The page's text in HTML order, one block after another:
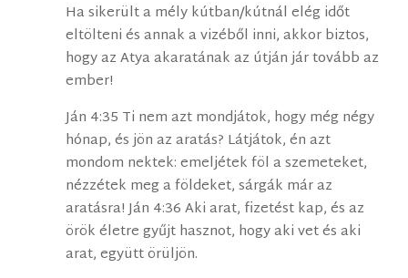
Ha sikerült a mély kútban/kútnál elég időt
eltölteni és annak a vizéből inni, akkor biztos,
hogy az Atya akaratának az útján jár tovább az
ember!
Ján 4:35 Ti nem azt mondjátok, hogy még négy
hónap, és jön az aratás? Látjátok, én azt
mondom nektek: emeljétek föl a szemeteket,
nézzétek meg a földeket, sárgák már az
aratásra! Ján 4:36 Aki arat, fizetést kap, és az
örök életre gyűjt hasznot, hogy aki vet és aki
arat, együtt örüljön.